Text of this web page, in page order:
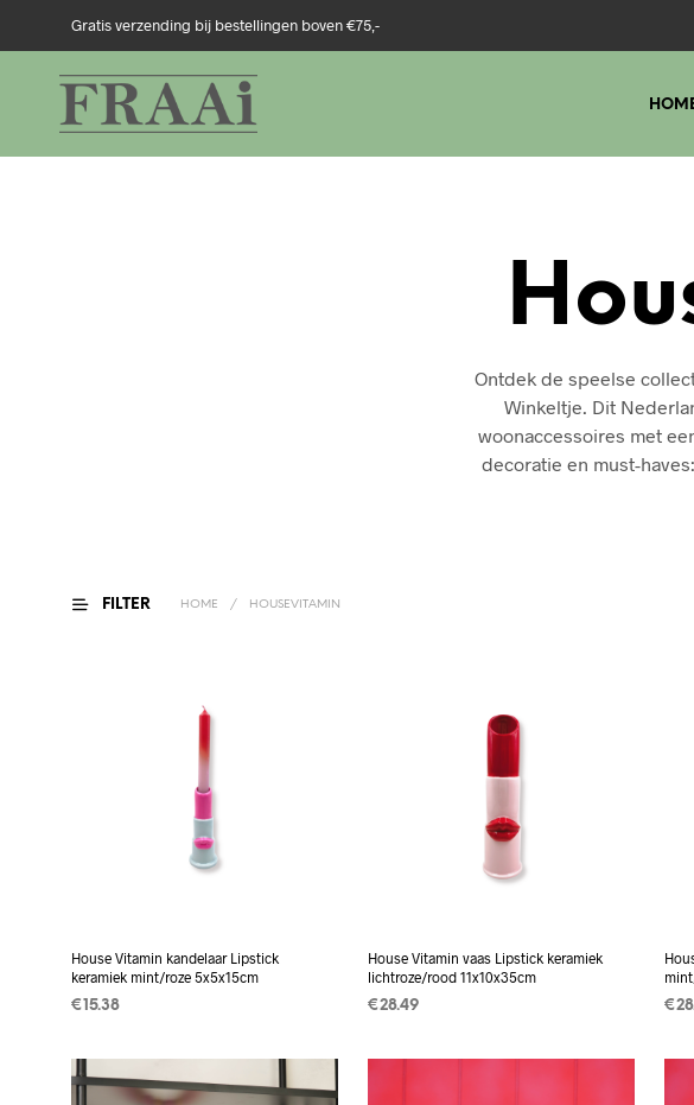
Gratis verzending bij bestellingen boven €75,-
Ontdek de speelse
Winkeltje. Dit
woonaccessoires met
decoratie en must-
FILTER HOME / HOUSEVITAMIN
House Vitamin kandelaar Lipstick
keramiek mint/roze 5x5x15cm
€ 15.38
WINKELWAGEN
House Vitamin vaas Lipstick keramiek
lichtroze/rood 11x10x35cm
€28.49
WINKELWAGEN
€